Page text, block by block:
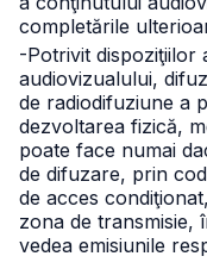
completările
-Potrivit dispoziţiilor
audiovizualului,
de radiodifuziune a
dezvoltarea fizică,
poate face numai
de difuzare, prin
de acces
zona de transmisie,
vedea emisiunile